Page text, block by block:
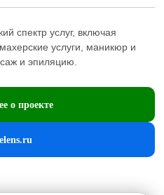
спектр услуг, включая
услуги, маникюр и
и эпиляцию.
о проекте